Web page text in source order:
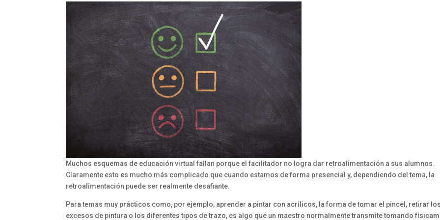
Muchos esquemas de educación virtual fallan porque el facilitador no logra dar retroalimentación a sus alumnos.
Claramente esto es mucho más complicado que cuando estamos de forma presencial y, dependiendo del tema, la
retroalimentación puede ser realmente desafiante.
Para temas muy prácticos como, por ejemplo, aprender a pintar con acrílicos, la forma de tomar el pincel, retirar los
excesos de pintura o los diferentes tipos de trazo, es algo que un maestro normalmente transmite tomando